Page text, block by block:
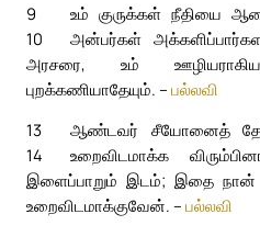
9
உம் குருக்கள் நீதியை
அன்பர்கள்
10
அரசரை, உம்
புறக்கணியாதேயும். – பல்லவி
13
ஆண்டவர் சீயோனைத்
உறைவிடமாக்க
14
இளைப்பாறும் இடம்; இதை நான்
உறைவிடமாக்குவேன். – பல்லவி